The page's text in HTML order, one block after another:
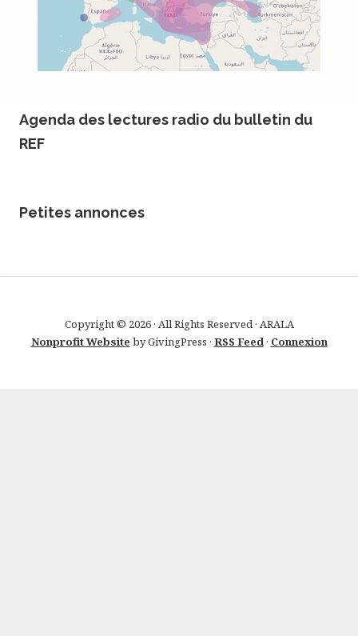
Agenda des lectures radio du bulletin du
REF
Petites annonces
Copyright © 2026 · All Rights Reserved · ARALA
Nonprofit Website by GivingPress · RSS Feed· Connexion